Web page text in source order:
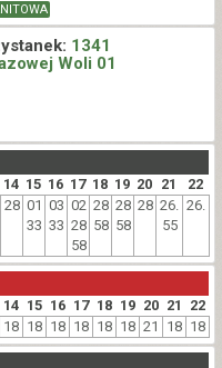
1341
Woli 01
14 15 16 17 18 19 20 21 22
28 01
33
03
33
02
28
58
28
58
28
58
28 26.
55
26.
14 15 16 17 18 19 20 21 22
18 18 18 18 18 18 21 18 18